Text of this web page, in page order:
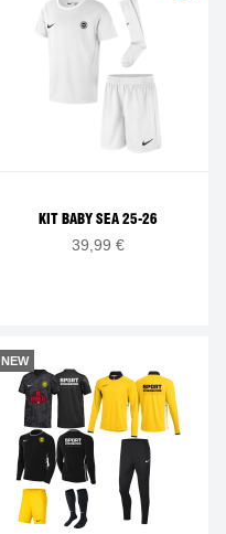
KIT BABY SEA 25-26
39,99 €
NEW